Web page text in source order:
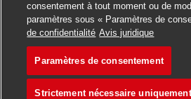
Vous recevrez des e-mailsRequired
Créer une alerte
consentement à tout moment ou de
paramètres sous « Paramètres de
de confidentialité Avis juridique
Paramètres de consentement
Strictement nécessaire uniquement